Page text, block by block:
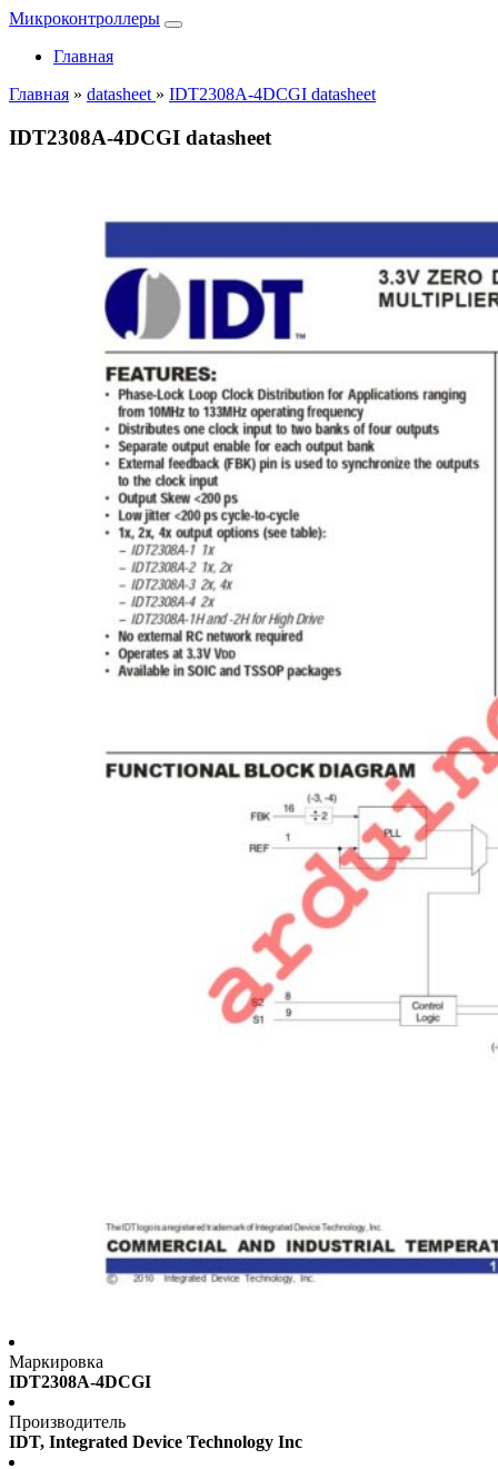
Микроконтроллеры
Главная
Главная » datasheet » IDT2308A-4DCGI datasheet
IDT2308A-4DCGI datasheet
Маркировка
IDT2308A-4DCGI
Производитель
IDT, Integrated Device Technology Inc